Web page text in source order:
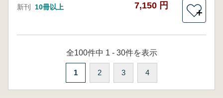
新刊 10冊以上 7,150 円
＋
全100件中 1 - 30件を表示
1 2 3 4